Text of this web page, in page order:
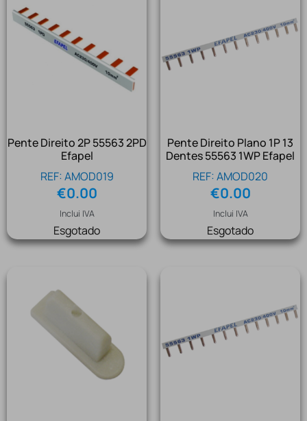
Pente Direito 2P 55563 2PD
Efapel
REF: AMOD019
€0.00
Inclui IVA
Esgotado
Pente Direito Plano 1P 13
Dentes 55563 1WP Efapel
REF: AMOD020
€0.00
Inclui IVA
Esgotado